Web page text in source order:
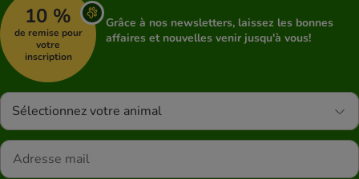
10 %
de remise pour
votre
inscription
Grâce à nos newsletters, laissez les bonnes
affaires et nouvelles venir jusqu'à vous!
Sélectionnez votre animal